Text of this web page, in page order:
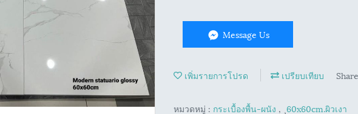
Message Us
เพิ่มรายการโปรด เปรียบเทียบ Share
หมวดหมู่ : กระเบื้องพื้น-ผนัง , ุ60x60cm.ผิวเงา